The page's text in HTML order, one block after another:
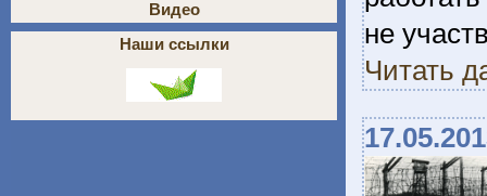
не
Читать
Видео
Наши ссылки